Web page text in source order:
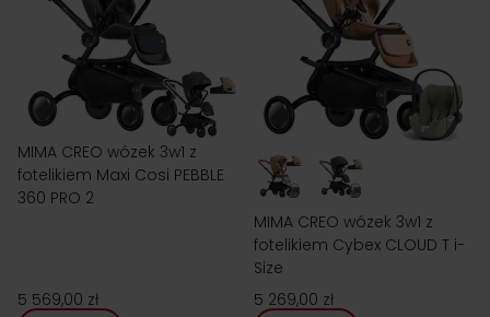
MIMA CREO wózek 3w1 z
fotelikiem Maxi Cosi PEBBLE
360 PRO 2
5 569,00 zł
MIMA CREO wózek 3w1 z
fotelikiem Cybex CLOUD T i-
Size
5 269,00 zł